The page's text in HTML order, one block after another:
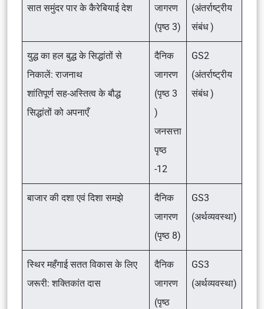
सात समुंदर पार के कैरेबियाई देश
जागरण
(पृष्ठ 3)
(अंतर्राष्ट्रीय
संबंध )
युद्ध का हल बुद्ध के सिद्धांतों से
निकालें: राजनाथ
शांतिपूर्ण सह-अस्तित्व के बौद्ध
सिद्धांतों को अपनाएँ
दैनिक
जागरण
(पृष्ठ 3
)
जनसत्ता
पृष्ठ
-12
GS2
(अंतर्राष्ट्रीय
संबंध )
बाजार की दशा एवं दिशा समझे
दैनिक
जागरण
(पृष्ठ 8)
GS3
(अर्थव्यवस्था)
स्थिर महँगाई सतत विकास के लिए
जरूरी: शक्तिकांत दास
दैनिक
जागरण
(पृष्ठ
GS3
(अर्थव्यवस्था)